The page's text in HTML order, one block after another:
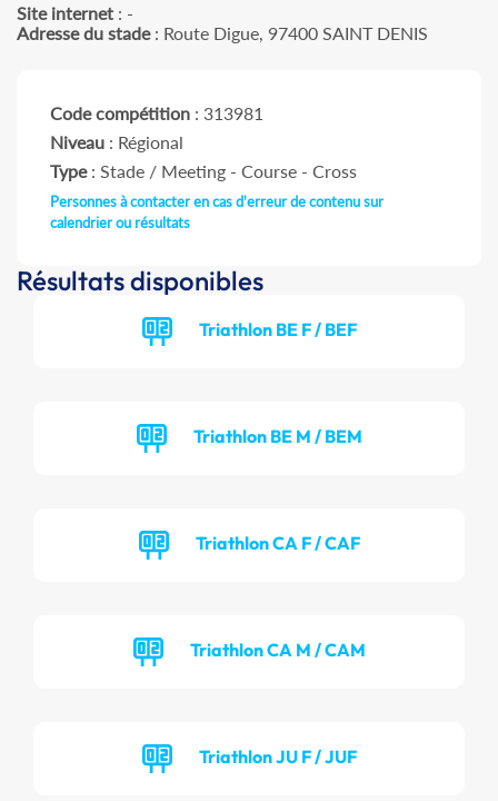
Site internet : -
Adresse du stade: Route Digue, 97400 SAINT DENIS
Code compétition : 313981
Niveau : Régional
Type: Stade / Meeting - Course - Cross
Personnes à contacter en cas d'erreur de contenu sur
calendrier ou résultats
Résultats disponibles
Triathlon BE F / BEF
Triathlon BE M / BEM
Triathlon CA F / CAF
Triathlon CA M / CAM
Triathlon JU F / JUF